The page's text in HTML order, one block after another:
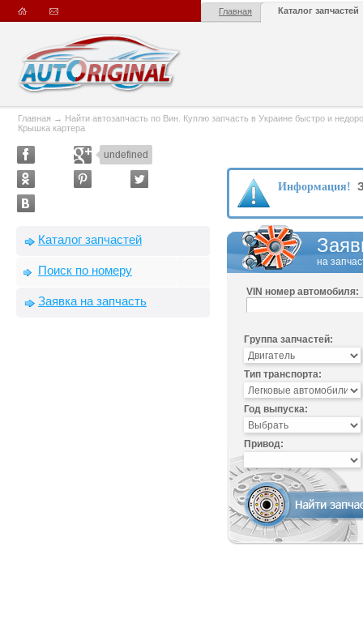
Главная Каталог запчастей
Главная → Найти автозапчасть по Вин. Куплю запчасть в Украине быстро и
Крышка картера
undefined
Каталог запчастей
Поиск по номеру
Заявка на запчасть
Информация!
на
VIN номер автомобиля:
Группа запчастей:
Тип транспорта:
Год выпуска:
Привод: